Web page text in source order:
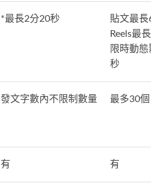
*最長2分20秒
貼文最長
Reels最
限時動
秒
發文字數內不限制數量 最多30個
有 有